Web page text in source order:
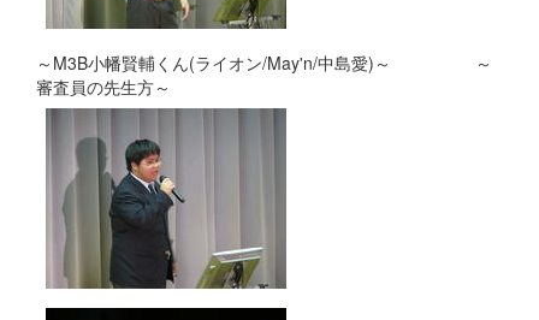
～M3B小幡賢輔くん(ライオン/May'n/中島愛)～ ～
審査員の先生方～